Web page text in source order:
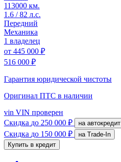
113000 км.
1.6 / 82 л.с.
Передний
Механика
1 владелец
от 445 000 ₽
516 000 ₽
Гарантия юридической чистоты
Оригинал ПТС в наличии
vin VIN проверен
Скидка до 250 000 ₽ на автокредит
Скидка до 150 000 ₽
на Trade-In
Купить в кредит